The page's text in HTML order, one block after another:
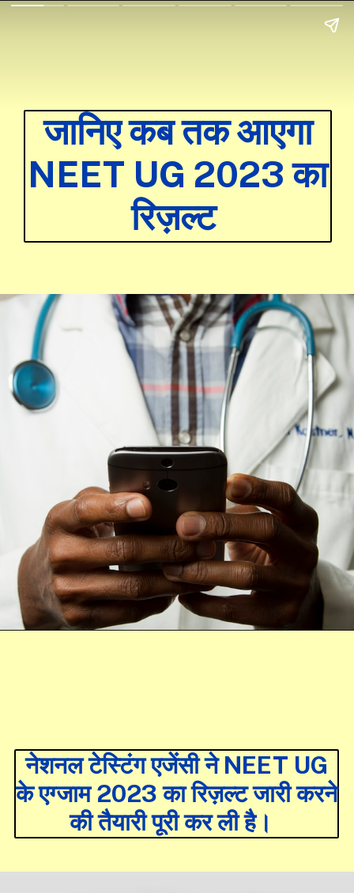
जानिए कब तक आएगा
NEET UG 2023 का
रिज़ल्ट
नेशनल टेस्टिंग एजेंसी ने NEET UG
के एग्जाम 2023 का रिज़ल्ट जारी करने
की तैयारी पूरी कर ली है।